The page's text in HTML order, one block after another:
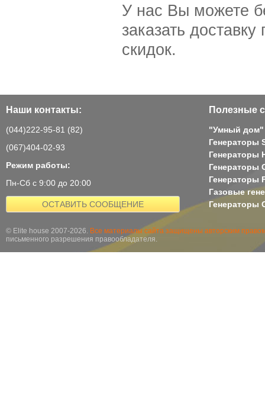
У нас Вы можете
заказать
скидок.
Наши контакты:
(044)222-95-81 (82)
(067)404-02-93
Режим работы:
Пн-Сб с 9:00 до 20:00
ОСТАВИТЬ СООБЩЕНИЕ
Полезные
"Умный дом"
Генераторы
Генераторы
Генераторы
Генераторы
Газовые
Генераторы
© Elite house 2007-2026. Все материалы сайта защищены авторским
письменного разрешения правообладателя.